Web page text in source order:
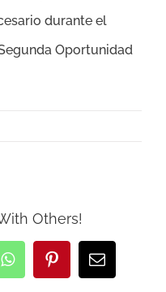
durante el
Oportunidad
Others!
WhatsAppPinterestCorreo